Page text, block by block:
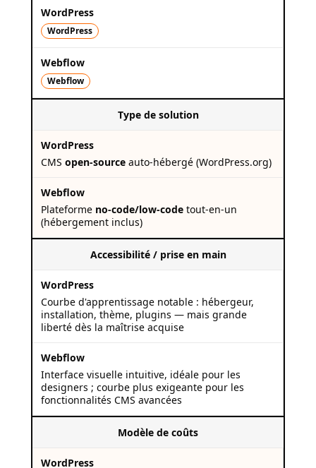
WordPress
Webflow
Type de solution
CMSopen-source auto-hébergé (WordPress.org)
Plateforme no-code/low-code tout-en-un
(hébergement inclus)
Accessibilité / prise en main
Courbe d'apprentissage notable : hébergeur,
installation, thème, plugins — mais grande
liberté dès la maîtrise acquise
Interface visuelle intuitive, idéale pour les
designers ; courbe plus exigeante pour les
fonctionnalités CMS avancées
Modèle de coûts